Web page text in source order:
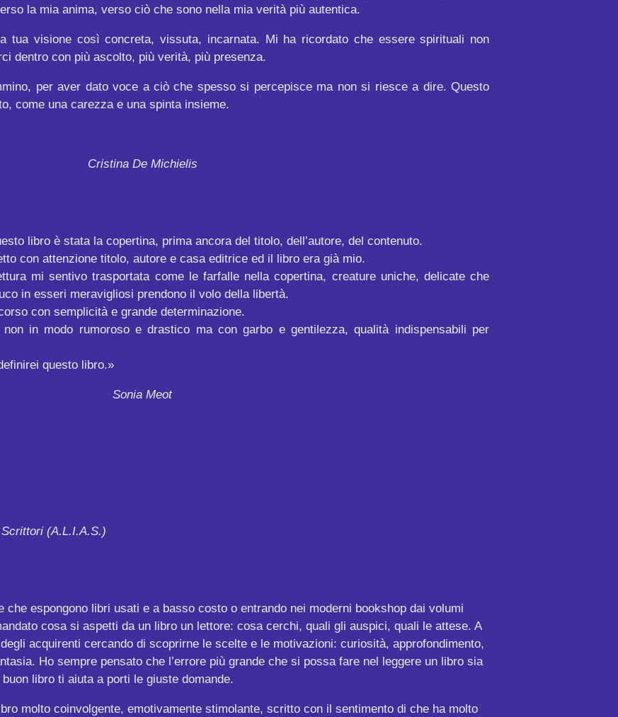
la mia anima, verso ciò che sono nella mia verità più autentica.
visione così concreta, vissuta, incarnata. Mi ha ricordato che essere spirituali non
dentro con più ascolto, più verità, più presenza.
per aver dato voce a ciò che spesso si percepisce ma non si riesce a dire. Questo
come una carezza e una spinta insieme.
Cristina De Michielis
libro è stata la copertina, prima ancora del titolo, dell’autore, del contenuto.
con attenzione titolo, autore e casa editrice ed il libro era già mio.
mi sentivo trasportata come le farfalle nella copertina, creature uniche, delicate che
in esseri meravigliosi prendono il volo della libertà.
con semplicità e grande determinazione.
in modo rumoroso e drastico ma con garbo e gentilezza, qualità indispensabili per
questo libro.»
Sonia Meot
(A.L.I.A.S.)
che espongono libri usati e a basso costo o entrando nei moderni bookshop dai volumi
cosa si aspetti da un libro un lettore: cosa cerchi, quali gli auspici, quali le attese. A
acquirenti cercando di scoprirne le scelte e le motivazioni: curiosità, approfondimento,
Ho sempre pensato che l’errore più grande che si possa fare nel leggere un libro sia
libro ti aiuta a porti le giuste domande.
molto coinvolgente, emotivamente stimolante, scritto con il sentimento di che ha molto